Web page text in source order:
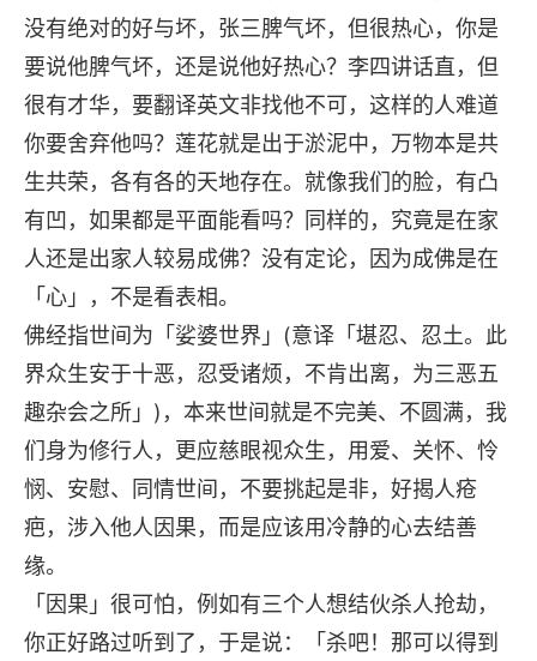
没有绝对的好与坏，张三脾气坏，但很热心，你是
要说他脾气坏，还是说他好热心？李四讲话直，但
很有才华，要翻译英文非找他不可，这样的人难道
你要舍弃他吗？莲花就是出于淤泥中，万物本是共
生共荣，各有各的天地存在。就像我们的脸，有凸
有凹，如果都是平面能看吗？同样的，究竟是在家
人还是出家人较易成佛？没有定论，因为成佛是在
「心」，不是看表相。
佛经指世间为「娑婆世界」(意译「堪忍、忍土。此
界众生安于十恶，忍受诸烦，不肯出离，为三恶五
趣杂会之所」)，本来世间就是不完美、不圆满，我
们身为修行人，更应慈眼视众生，用爱、关怀、怜
悯、安慰、同情世间，不要挑起是非，好揭人疮
疤，涉入他人因果，而是应该用冷静的心去结善
缘。
「因果」很可怕，例如有三个人想结伙杀人抢劫，
你正好路过听到了，于是说：「杀吧！那可以得到